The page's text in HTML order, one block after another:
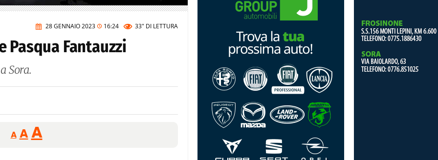
28 GENNAIO 2023 16:24 33" DI LETTURA
Pasqua Fantauzzi
Sora.
A
Reducir
tamaño
A Restablecer
tamaño
AAumentar